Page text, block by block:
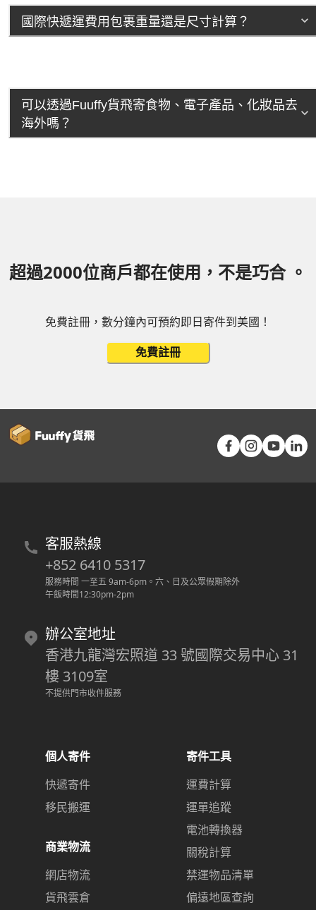
國際快遞運費用包裹重量還是尺寸計算？
可以透過Fuuffy貨飛寄食物、電子產品、化妝品去
海外嗎？
超過2000位商戶都在使用，不是巧合 。
免費註冊，數分鐘內可預約即日寄件到美國！
免費註冊
客服熱線
+852 6410 5317
服務時間 一至五 9am-6pm 。 六、日及公眾假期除外
午飯時間12:30pm-2pm
辦公室地址
香港九龍灣宏照道 33 號國際交易中心 31
樓 3109室
不提供門市收件服務
個人寄件
快遞寄件
移民搬運
商業物流
網店物流
貨飛雲倉
寄件工具
運費計算
運單追蹤
電池轉換器
關稅計算
禁運物品清單
偏遠地區查詢